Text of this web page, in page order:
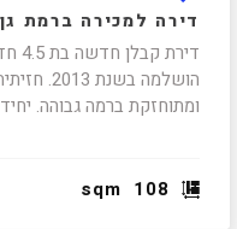
דירה למכירה ברמת גן
הושלמה
ומתוחזקת ברמה גבוהה.
sqm 108